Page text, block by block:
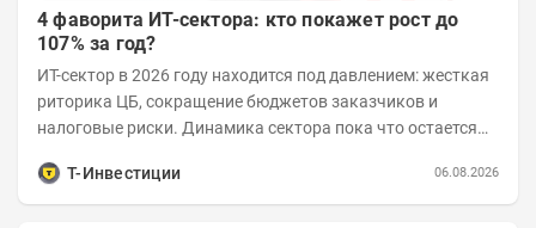
4 фаворита ИТ-сектора: кто покажет рост до
107% за год?
ИТ-сектор в 2026 году находится под давлением: жесткая
риторика ЦБ, сокращение бюджетов заказчиков и
налоговые риски. Динамика сектора пока что остается
Т-Инвестиции
06.08.2026